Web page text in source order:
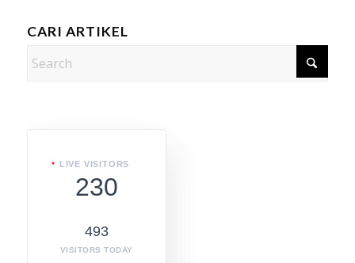
CARI ARTIKEL
LIVE VISITORS
230
493
VISITORS TODAY